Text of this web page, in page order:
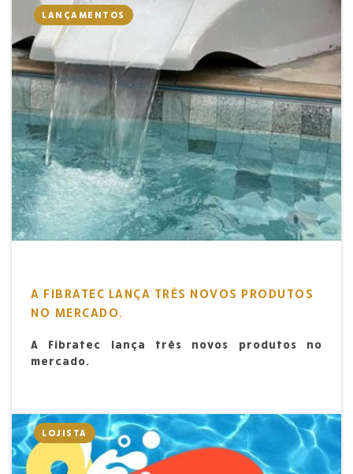
LANÇAMENTOS
A FIBRATEC LANÇA TRÊS NOVOS PRODUTOS
NO MERCADO.
A Fibratec lança três novos produtos no
mercado.
LOJISTA